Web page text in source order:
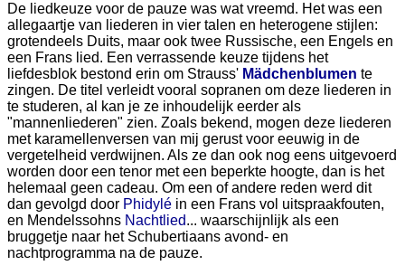
De liedkeuze voor de pauze was wat vreemd. Het was een
allegaartje van liederen in vier talen en heterogene stijlen:
grotendeels Duits, maar ook twee Russische, een Engels en
een Frans lied. Een verrassende keuze tijdens het
liefdesblok bestond erin om Strauss' Mädchenblumen te
zingen. De titel verleidt vooral sopranen om deze liederen in
te studeren, al kan je ze inhoudelijk eerder als
"mannenliederen" zien. Zoals bekend, mogen deze liederen
met karamellenversen van mij gerust voor eeuwig in de
vergetelheid verdwijnen. Als ze dan ook nog eens uitgevoerd
worden door een tenor met een beperkte hoogte, dan is het
helemaal geen cadeau. Om een of andere reden werd dit
dan gevolgd door Phidylé in een Frans vol uitspraakfouten,
en Mendelssohns Nachtlied... waarschijnlijk als een
bruggetje naar het Schubertiaans avond- en
nachtprogramma na de pauze.